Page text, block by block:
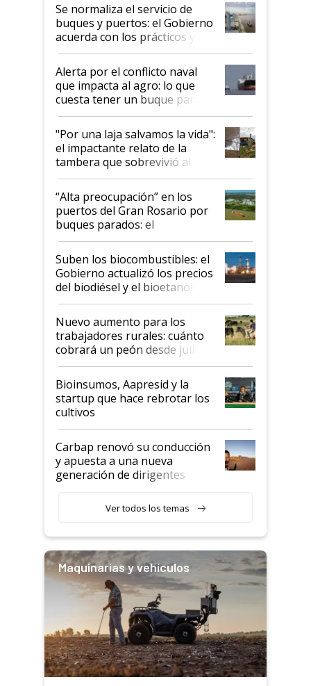
Se normaliza el servicio de
buques y puertos: el Gobierno
acuerda con los prácticos y
suspende el decreto de
desregulación
Alerta por el conflicto naval
que impacta al agro: lo que
cuesta tener un buque parado
y el peligro de que Argentina
pase a ser "país sucio"
"Por una laja salvamos la vida":
el impactante relato de la
tambera que sobrevivió al
tornado
“Alta preocupación” en los
puertos del Gran Rosario por
buques parados: el
funcionamiento de las
exportadoras en tensión tras
la medida de fuerza de los
prácticos
Suben los biocombustibles: el
Gobierno actualizó los precios
del biodiésel y el bioetanol
Nuevo aumento para los
trabajadores rurales: cuánto
cobrará un peón desde julio
Bioinsumos, Aapresid y la
startup que hace rebrotar los
cultivos
Carbap renovó su conducción
y apuesta a una nueva
generación de dirigentes
Ver todos los temas
Maquinarias y vehículos